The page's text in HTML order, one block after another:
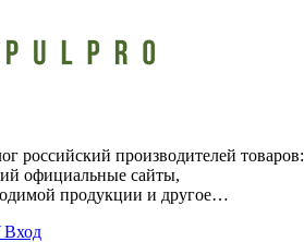
российский производителей товаров:
официальные сайты,
продукции и другое…
Вход